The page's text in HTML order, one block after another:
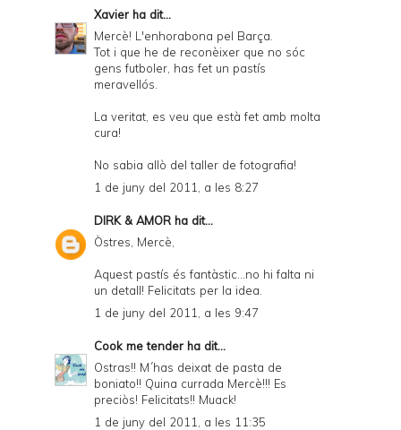
Xavier ha dit...
Mercè! L'enhorabona pel Barça.
Tot i que he de reconèixer que no sóc
gens futboler, has fet un pastís
meravellós.
La veritat, es veu que està fet amb molta
cura!
No sabia allò del taller de fotografia!
1 de juny del 2011, a les 8:27
DIRK & AMOR ha dit...
Òstres, Mercè,
Aquest pastís és fantàstic...no hi falta ni
un detall! Felicitats per la idea.
1 de juny del 2011, a les 9:47
Cook me tender ha dit...
Ostras!! M´has deixat de pasta de
boniato!! Quina currada Mercè!!! Es
preciòs! Felicitats!! Muack!
1 de juny del 2011, a les 11:35